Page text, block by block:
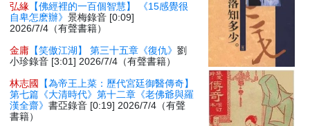
弘緣 【佛經裡的一百個智慧】 《15感覺很
自卑怎麽辦》景梅錄音 [0:09]
2026/7/4（有聲書籍）
金庸 【笑傲江湖】 第三十五章《復仇》劉
小珍錄音 [3:01] 2026/7/4（有聲書籍）
林志國
【為帝王上菜：歷代宮廷御醫傳奇】
第七篇《大清時代》第十二章《老佛爺與羅
漢全齋》書亞錄音 [0:19] 2026/7/4（有聲
書籍）